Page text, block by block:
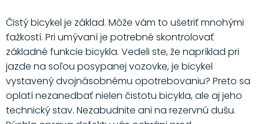
Čistý bicykel je základ. Môže vám to ušetriť mnohými
ťažkostí. Pri umývaní je potrebné skontrolovať
základné funkcie bicykla. Vedeli ste, že napríklad pri
jazde na soľou posypanej vozovke, je bicykel
vystavený dvojnásobnému opotrebovaniu? Preto sa
oplatí nezanedbať nielen čistotu bicykla, ale aj jeho
technický stav. Nezabudnite ani na rezervnú dušu.